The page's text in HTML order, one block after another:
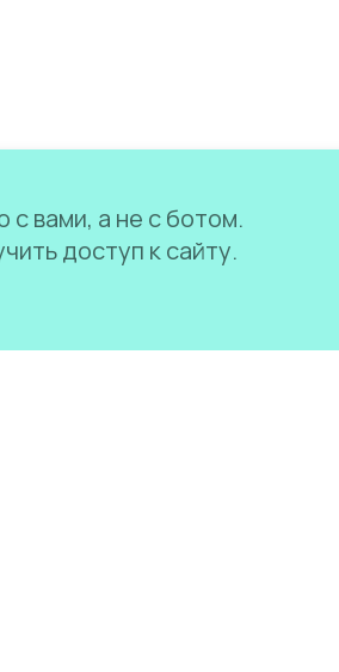
вами, а не с ботом.
доступ к сайту.